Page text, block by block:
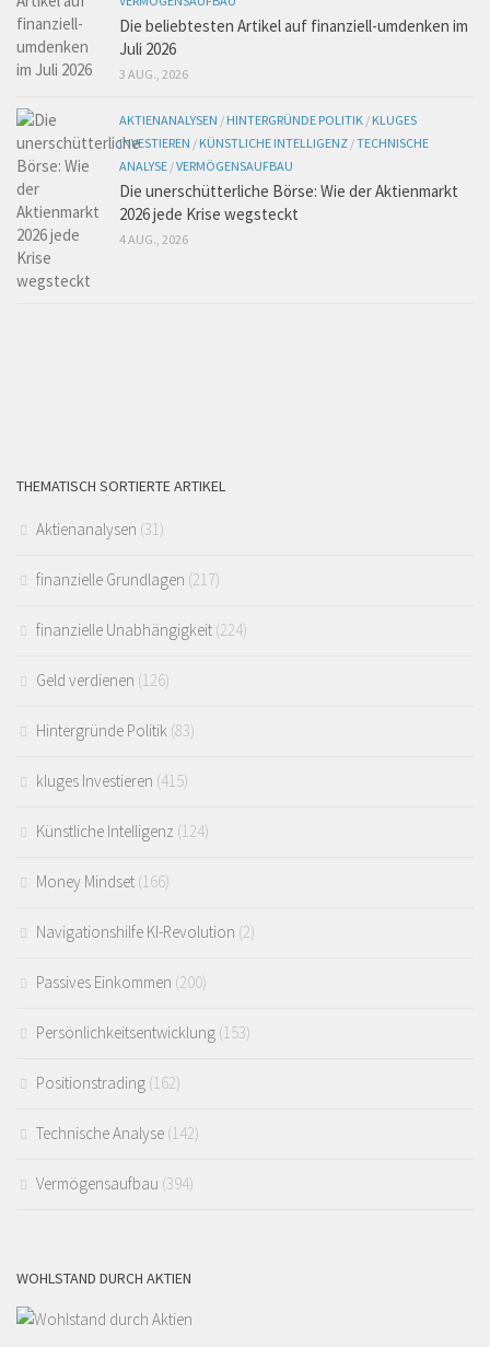
Die beliebtesten Artikel auf finanziell-umdenken im
Juli 2026
3 AUG., 2026
AKTIENANALYSEN / HINTERGRÜNDE POLITIK / KLUGES
INVESTIEREN / KÜNSTLICHE INTELLIGENZ /TECHNISCHE
ANALYSE /VERMÖGENSAUFBAU
Die unerschütterliche Börse: Wie der Aktienmarkt
2026 jede Krise wegsteckt
4 AUG., 2026
THEMATISCH SORTIERTE ARTIKEL
Aktienanalysen (31)
finanzielle Grundlagen (217)
finanzielle Unabhängigkeit (224)
Geld verdienen (126)
Hintergründe Politik (83)
kluges Investieren (415)
Künstliche Intelligenz (124)
Money Mindset (166)
Navigationshilfe KI-Revolution (2)
Passives Einkommen (200)
Persönlichkeitsentwicklung (153)
Positionstrading (162)
Technische Analyse (142)
Vermögensaufbau (394)
WOHLSTAND DURCH AKTIEN